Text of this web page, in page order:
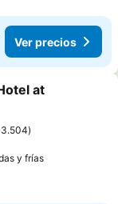
Ver precios
at
3.504
y fríasVer precios